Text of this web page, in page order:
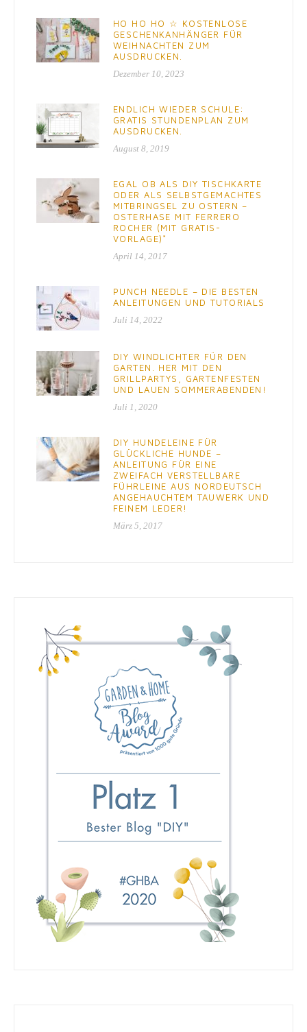
HO HO HO ☆ KOSTENLOSE
GESCHENKANHÄNGER FÜR
WEIHNACHTEN ZUM
AUSDRUCKEN.
Dezember 10, 2023
ENDLICH WIEDER SCHULE:
GRATIS STUNDENPLAN ZUM
AUSDRUCKEN.
August 8, 2019
EGAL OB ALS DIY TISCHKARTE
ODER ALS SELBSTGEMACHTES
MITBRINGSEL ZU OSTERN –
OSTERHASE MIT FERRERO
ROCHER (MIT GRATIS-
VORLAGE)*
April 14, 2017
PUNCH NEEDLE – DIE BESTEN
ANLEITUNGEN UND TUTORIALS
Juli 14, 2022
DIY WINDLICHTER FÜR DEN
GARTEN. HER MIT DEN
GRILLPARTYS, GARTENFESTEN
UND LAUEN SOMMERABENDEN!
Juli 1, 2020
DIY HUNDELEINE FÜR
GLÜCKLICHE HUNDE –
ANLEITUNG FÜR EINE
ZWEIFACH VERSTELLBARE
FÜHRLEINE AUS NORDEUTSCH
ANGEHAUCHTEM TAUWERK UND
FEINEM LEDER!
März 5, 2017